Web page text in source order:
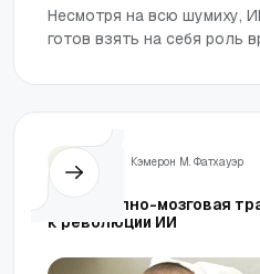
Несмотря на всю шумиху,
готов взять на себя роль
Кэмерон М. Фатхауэр
Как черепно-мозговая
к революции ИИ